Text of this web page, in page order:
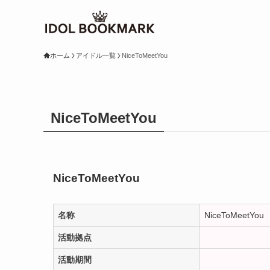
ホーム アイドル一覧 NiceToMeetYou
NiceToMeetYou
NiceToMeetYou
名称 NiceToMeetYou
活動拠点
活動期間